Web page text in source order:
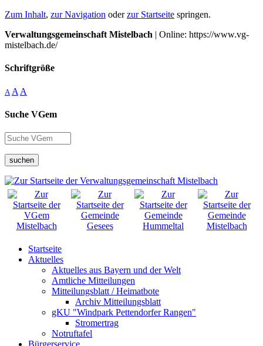
Zum Inhalt, zur Navigation oderzur Startseite springen.
Verwaltungsgemeinschaft Mistelbach | Online: https://www.vg-
mistelbach.de/
Schriftgröße
A A A
Suche VGem
suchen
Startseite
Aktuelles
Aktuelles aus Bayern und der Welt
Amtliche Mitteilungen
Mitteilungsblatt / Heimatbote
Archiv Mitteilungsblatt
gKU "Windpark Pettendorfer Rangen"
Stromertrag
Notruftafel
Bürgerservice